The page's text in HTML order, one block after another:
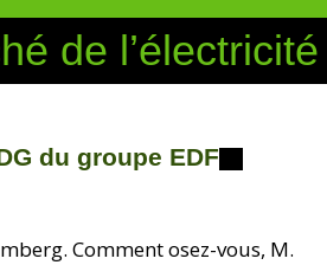
de l’électricité
du groupe EDF
Comment osez-vous, M.